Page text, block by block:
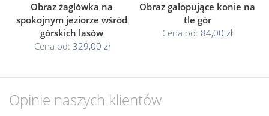
Obraz żaglówka na
spokojnym jeziorze wśród
górskich lasów
Cena od: 329,00 zł
Obraz galopujące konie na
tle gór
Cena od: 84,00 zł
Opinie naszych klientów